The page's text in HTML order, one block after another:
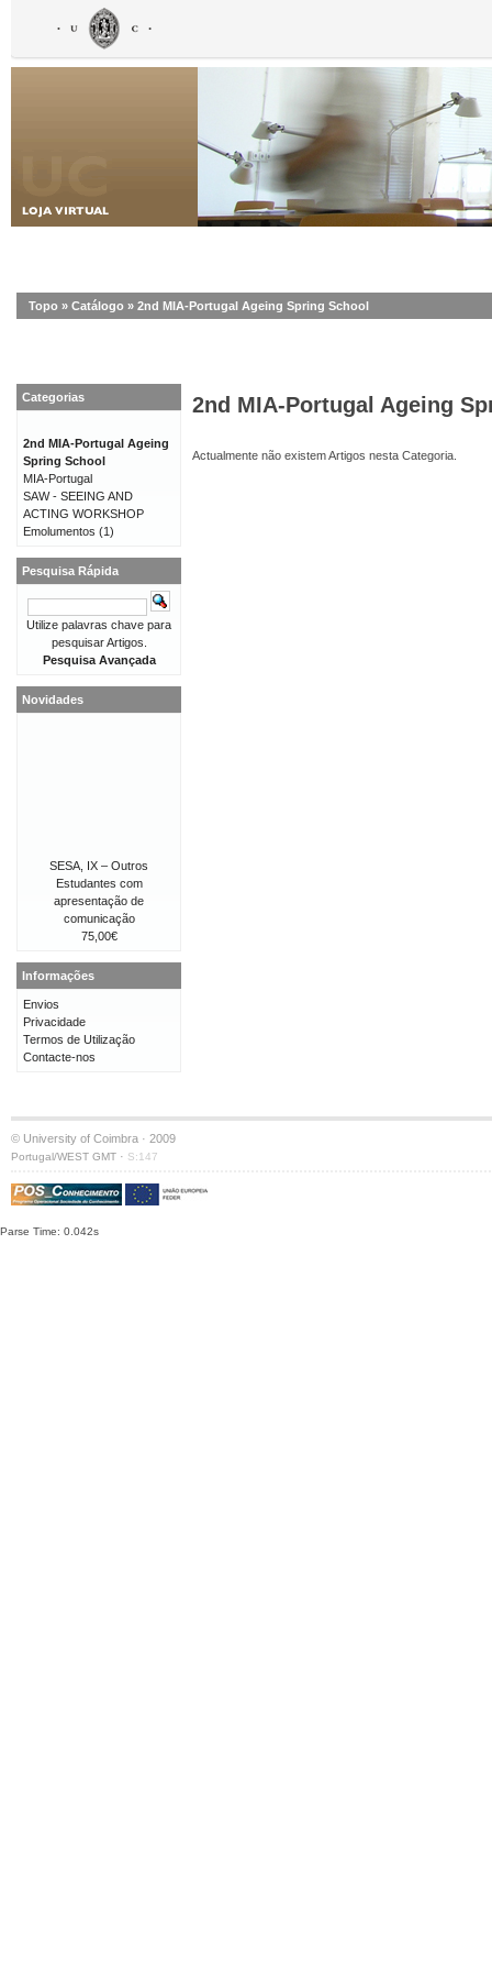
Topo » Catálogo » 2nd MIA-Portugal Ageing Spring School
2nd MIA-Portugal Ageing
Actualmente não existem Artigos nesta Categoria.
Categorias
2nd MIA-Portugal Ageing
Spring School
MIA-Portugal
SAW - SEEING AND
ACTING WORKSHOP
Emolumentos (1)
Pesquisa Rápida
Utilize palavras chave para
pesquisar Artigos.
Pesquisa Avançada
Novidades
SESA, IX – Outros
Estudantes com
apresentação de
comunicação
75,00€
Informações
Envios
Privacidade
Termos de Utilização
Contacte-nos
© University of Coimbra · 2009
Portugal/WEST GMT · S:147
Parse Time: 0.042s